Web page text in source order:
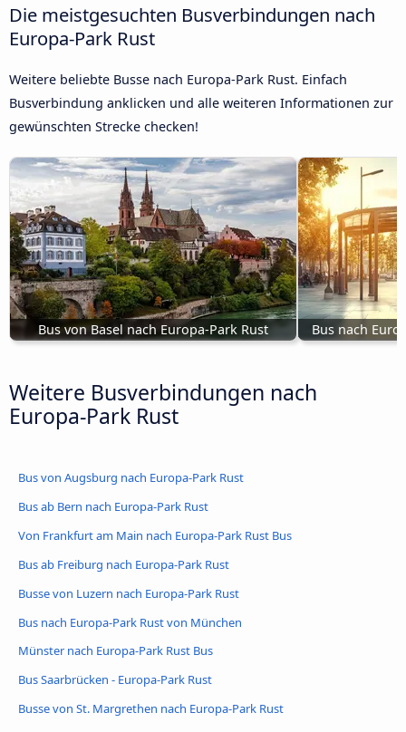
Die meistgesuchten Busverbindungen nach
Europa-Park Rust
Weitere beliebte Busse nach Europa-Park Rust. Einfach
Busverbindung anklicken und alle weiteren Informationen zur
gewünschten Strecke checken!
Bus von Basel nach Europa-Park Rust Bus nach
Weitere Busverbindungen nach
Europa-Park Rust
Bus von Augsburg nach Europa-Park Rust
Bus ab Bern nach Europa-Park Rust
Von Frankfurt am Main nach Europa-Park Rust Bus
Bus ab Freiburg nach Europa-Park Rust
Busse von Luzern nach Europa-Park Rust
Bus nach Europa-Park Rust von München
Münster nach Europa-Park Rust Bus
Bus Saarbrücken - Europa-Park Rust
Busse von St. Margrethen nach Europa-Park Rust